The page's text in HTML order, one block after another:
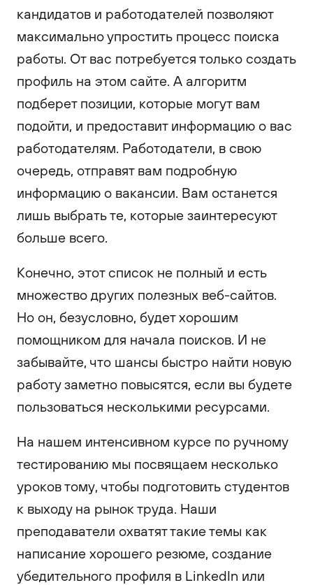
кандидатов и работодателей позволяют
максимально упростить процесс поиска
работы. От вас потребуется только создать
профиль на этом сайте. А алгоритм
подберет позиции, которые могут вам
подойти, и предоставит информацию о вас
работодателям. Работодатели, в свою
очередь, отправят вам подробную
информацию о вакансии. Вам останется
лишь выбрать те, которые заинтересуют
больше всего.
Конечно, этот список не полный и есть
множество других полезных веб-сайтов.
Но он, безусловно, будет хорошим
помощником для начала поисков. И не
забывайте, что шансы быстро найти новую
работу заметно повысятся, если вы будете
пользоваться несколькими ресурсами.
На нашем интенсивном курсе по ручному
тестированию мы посвящаем несколько
уроков тому, чтобы подготовить студентов
к выходу на рынок труда. Наши
преподаватели охватят такие темы как
написание хорошего резюме, создание
убедительного профиля в LinkedIn или